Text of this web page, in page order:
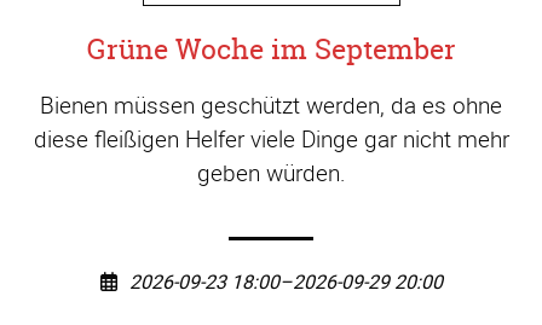
Grüne Woche im September
Bienen müssen geschützt werden, da es ohne
diese fleißigen Helfer viele Dinge gar nicht mehr
geben würden.
2026-09-23 18:00–2026-09-29 20:00